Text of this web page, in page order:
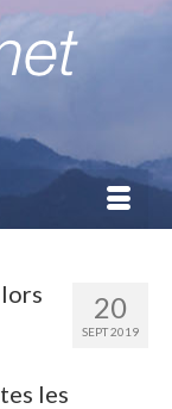
20
SEPT 2019
les